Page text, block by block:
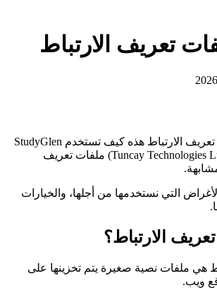
تعريف الارتباط
توضح سياسة ملفات تعريف الارتباط هذه كيف تستخدم StudyGlen
(التي تديرها شركة Tuncay Technologies Ltd) ملفات تعريف
التي نستخدمها من أجلها، والخيارات
الارتباط؟
هي ملفات نصية صغيرة يتم تخزينها على
ويب.